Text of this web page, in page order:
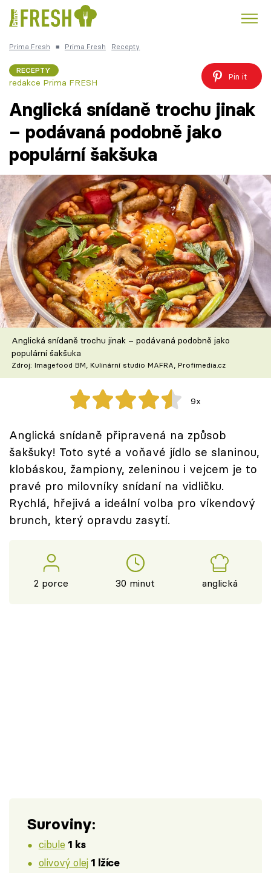
Česká kuchyně Čokoláda
Témata
Recepty
Články
TV Program
Škola vaření
Recepty z TV
Speciál: Cuketa
Těhotnej kuchař
Sledujte prima+
Přihlášení
Sledujte nás
Prima Fresh ■ Prima Fresh Recepty
RECEPTY
redakce Prima FRESH
Pin it
Anglická snídaně trochu jinak
– podávaná podobně jako
populární šakšuka
Anglická snídaně trochu jinak – podávaná podobně jako
populární šakšuka
Zdroj: Imagefood BM, Kulinární studio MAFRA, Profimedia.cz
9x
Anglická snídaně připravená na způsob
šakšuky! Toto syté a voňavé jídlo se slaninou,
klobáskou, žampiony, zeleninou i vejcem je to
pravé pro milovníky snídaní na vidličku.
Rychlá, hřejivá a ideální volba pro víkendový
brunch, který opravdu zasytí.
2 porce 30 minut anglická
Suroviny:
cibule 1 ks
olivový olej 1 lžíce